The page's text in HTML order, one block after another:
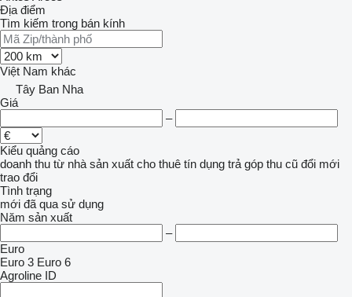
Địa điểm
Tìm kiếm trong bán kính
Việt Nam khác
Tây Ban Nha
Giá
–
Kiểu quảng cáo
doanh thu từ nhà sản xuất cho thuê tín dụng trả góp thu cũ đổi mới
trao đổi
Tình trạng
mới đã qua sử dụng
Năm sản xuất
–
Euro
Euro 3 Euro 6
Agroline ID